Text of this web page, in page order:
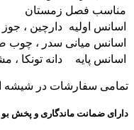
مناسب فصل زمستان
اسانس اولیه دارچین ، جوز
اسانس میانی سدر ، چوب
اسانس پایه
دانه تونکا ،
تمامی سفارشات در شیشه
دارای ضمانت ماندگاری و پخش بو